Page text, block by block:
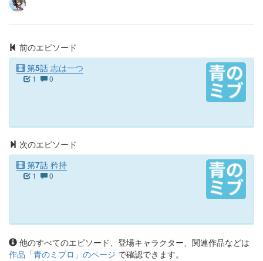
前のエピソード
第5話 志は一つ
1 0
次のエピソード
第7話 矜持
1 0
他のすべてのエピソード、登場キャラクター、関連作品などは
作品「青のミブロ 」のページ で確認できます。